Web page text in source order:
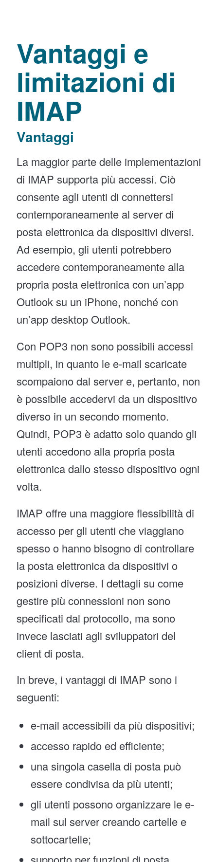
Vantaggi e
limitazioni di
IMAP
Vantaggi
La maggior parte delle implementazioni
di IMAP supporta più accessi. Ciò
consente agli utenti di connettersi
contemporaneamente al server di
posta elettronica da dispositivi diversi.
Ad esempio, gli utenti potrebbero
accedere contemporaneamente alla
propria posta elettronica con un’app
Outlook su un iPhone, nonché con
un’app desktop Outlook.
Con POP3 non sono possibili accessi
multipli, in quanto le e-mail scaricate
scompaiono dal server e, pertanto, non
è possibile accedervi da un dispositivo
diverso in un secondo momento.
Quindi, POP3 è adatto solo quando gli
utenti accedono alla propria posta
elettronica dallo stesso dispositivo ogni
volta.
IMAP offre una maggiore flessibilità di
accesso per gli utenti che viaggiano
spesso o hanno bisogno di controllare
la posta elettronica da dispositivi o
posizioni diverse. I dettagli su come
gestire più connessioni non sono
specificati dal protocollo, ma sono
invece lasciati agli sviluppatori del
client di posta.
In breve, i vantaggi di IMAP sono i
seguenti:
e-mail accessibili da più dispositivi;
accesso rapido ed efficiente;
una singola casella di posta può
essere condivisa da più utenti;
gli utenti possono organizzare le e-
mail sul server creando cartelle e
sottocartelle;